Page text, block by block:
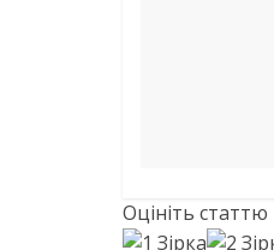
Оцініть статтю